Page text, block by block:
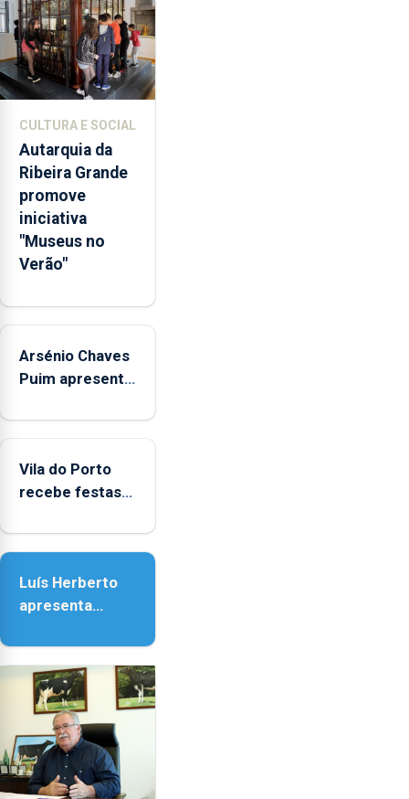
de
euros
e
abrange
767
anunciou
o
Governo
Regional.
CULTURA E SOCIAL
Autarquia da
Ribeira Grande
promove
iniciativa
"Museus no
Verão"
Arsénio Chaves
Puim apresenta
Biblioteca de
Vila do Porto
recebe festas
Nossa Senhora
Luís Herberto
apresenta
Paisagem’